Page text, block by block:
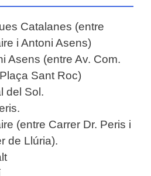
Catalanes (entre
i Antoni Asens)
Asens (entre Av. Com.
Sant Roc)
del Sol.
(entre Carrer Dr. Peris i
de Llúria).